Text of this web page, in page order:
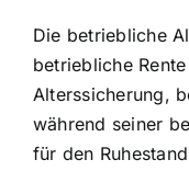
Die betriebliche
betriebliche
Alterssicherung,
während seiner
für den